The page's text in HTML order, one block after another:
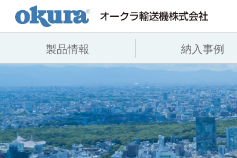
製品情報
製品情報
コンベヤ機器
コンベヤ機器を探す
納入事例
納入事例
全業種
飲料
会社情報
代表あいさつ
事業所一覧